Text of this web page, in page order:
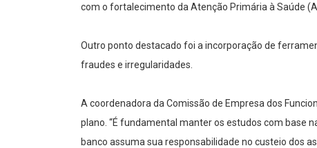
com o fortalecimento da Atenção Primária à Saúde
Outro ponto destacado foi a incorporação de
fraudes e irregularidades.
A coordenadora da Comissão de Empresa dos
plano. “É fundamental manter os estudos com base
banco assuma sua responsabilidade no custeio dos